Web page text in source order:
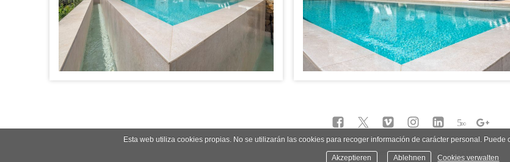
5∞
Datenschutzbestimmungen
Esta web utiliza cookies propias. No se utilizarán las cookies para recoger información de carácter personal.
Akzeptieren Ablehnen Cookies verwalten